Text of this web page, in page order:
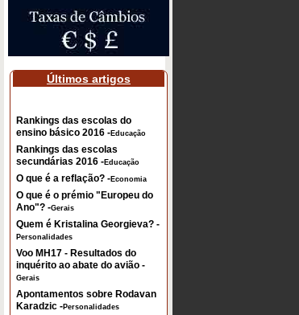
Últimos artigos
Rankings das escolas do
ensino básico 2016 - Educação
Rankings das escolas
secundárias 2016 - Educação
O que é a reflação? - Economia
O que é o prémio "Europeu do
Ano"? -Gerais
Quem é Kristalina Georgieva? -
Personalidades
Voo MH17 - Resultados do
inquérito ao abate do avião -
Gerais
Apontamentos sobre Rodavan
Karadzic - Personalidades